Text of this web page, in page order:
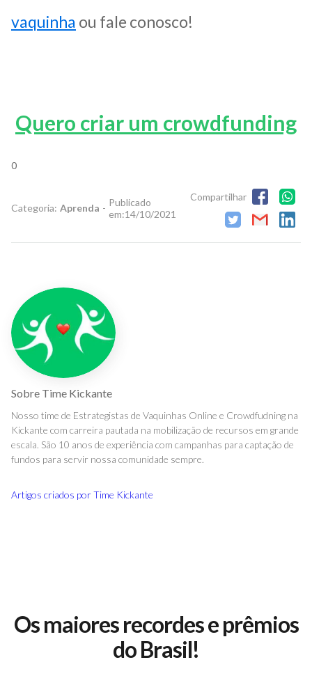
vaquinha ou fale conosco!
Quero criar um crowdfunding
0
Categoria: Aprenda - Publicado
em:14/10/2021
Compartilhar
Sobre Time Kickante
Nosso time de Estrategistas de Vaquinhas Online e Crowdfudning na
Kickante com carreira pautada na mobilização de recursos em grande
escala. São 10 anos de experiência com campanhas para captação de
fundos para servir nossa comunidade sempre.
Artigos criados porTime Kickante
Os maiores recordes e prêmios
do Brasil!